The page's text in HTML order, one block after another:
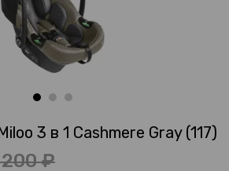
3 в 1 Cashmere Gray (117)
₽